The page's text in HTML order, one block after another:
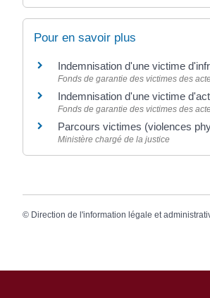
Pour en savoir plus
Indemnisation d'une victime
Fonds de garantie des victimes des
Indemnisation d'une victime
Fonds de garantie des victimes des
Parcours victimes (violences
Ministère chargé de la justice
© Direction de l'information légale et